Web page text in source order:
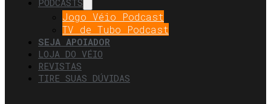
Jogo Véio Podcast
TV de Tubo Podcast
SEJA APOIADOR
LOJA DO VÉIO
REVISTAS
TIRE SUAS DÚVIDAS